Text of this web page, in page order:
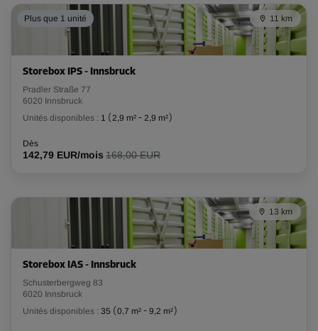
Plus que 1 unité 11 km
Storebox IPS - Innsbruck
Pradler Straße 77
6020 Innsbruck
Unités disponibles : 1 (2,9 m² - 2,9 m²)
Dès
142,79 EUR/mois 168,00 EUR
13 km
Storebox IAS - Innsbruck
Schusterbergweg 83
6020 Innsbruck
Unités disponibles : 35 (0,7 m² - 9,2 m²)